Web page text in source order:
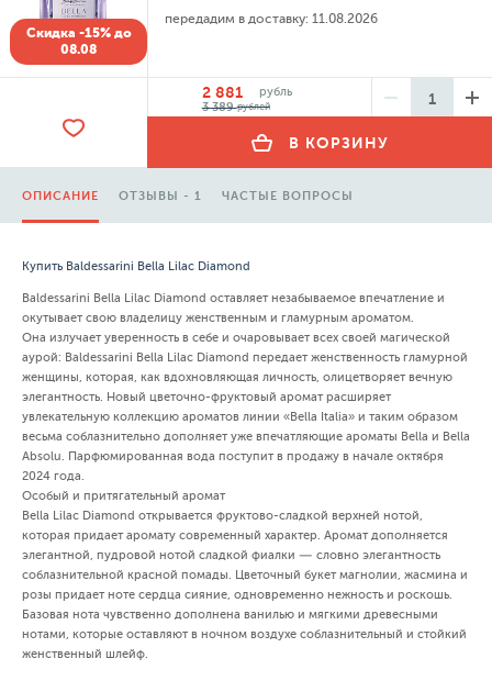
Скидка -15% до
08.08
передадим в доставку: 11.08.2026
2 881
рубль
3 389рублей
В КОРЗИНУ
ОПИСАНИЕ ОТЗЫВЫ - 1 ЧАСТЫЕ ВОПРОСЫ
Купить Baldessarini Bella Lilac Diamond
Baldessarini Bella Lilac Diamond оставляет незабываемое впечатление и
окутывает свою владелицу женственным и гламурным ароматом.
Она излучает уверенность в себе и очаровывает всех своей магической
аурой: Baldessarini Bella Lilac Diamond передает женственность гламурной
женщины, которая, как вдохновляющая личность, олицетворяет вечную
элегантность. Новый цветочно-фруктовый аромат расширяет
увлекательную коллекцию ароматов линии «Bella Italia» и таким образом
весьма соблазнительно дополняет уже впечатляющие ароматы Bella и Bella
Absolu. Парфюмированная вода поступит в продажу в начале октября
2024 года.
Особый и притягательный аромат
Bella Lilac Diamond открывается фруктово-сладкой верхней нотой,
которая придает аромату современный характер. Аромат дополняется
элегантной, пудровой нотой сладкой фиалки — словно элегантность
соблазнительной красной помады. Цветочный букет магнолии, жасмина и
розы придает ноте сердца сияние, одновременно нежность и роскошь.
Базовая нота чувственно дополнена ванилью и мягкими древесными
нотами, которые оставляют в ночном воздухе соблазнительный и стойкий
женственный шлейф.